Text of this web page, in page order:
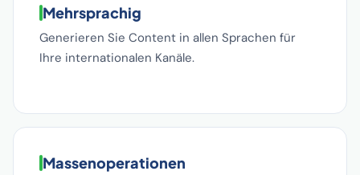
Mehrsprachig
Generieren Sie Content in allen Sprachen für
Ihre internationalen Kanäle.
Massenoperationen